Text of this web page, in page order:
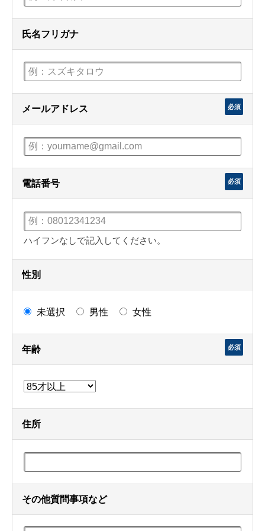
氏名フリガナ
メールアドレス 必須
電話番号 必須
ハイフンなしで記入してください。
性別
未選択 男性 女性
年齢 必須
住所
その他質問事項など